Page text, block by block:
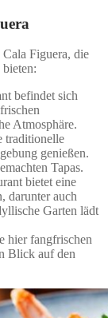
Figuera, die
befindet sich
Atmosphäre.
traditionelle
genießen.
Tapas.
bietet eine
darunter auch
Garten lädt
hier fangfrischen
Blick auf den